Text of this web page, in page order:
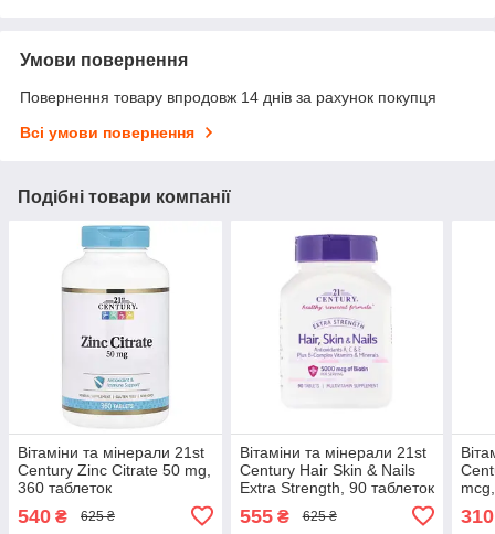
Умови повернення
Повернення товару впродовж 14 днів за рахунок покупця
Всі умови повернення
Подібні товари компанії
Вітаміни та мінерали 21st
Century Zinc Citrate 50 mg,
360 таблеток
540 ₴ 625 ₴
Вітаміни та мінерали 21st
Century Hair Skin & Nails
Extra Strength, 90 таблеток
555₴ 625 ₴ 310